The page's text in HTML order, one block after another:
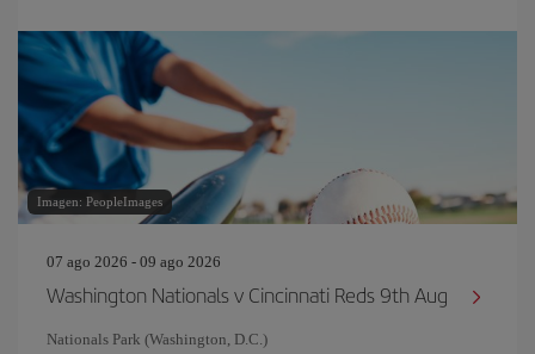
Imagen: PeopleImages
07 ago 2026 - 09 ago 2026
Washington Nationals v Cincinnati Reds 9th Aug
Nationals Park (Washington, D.C.)